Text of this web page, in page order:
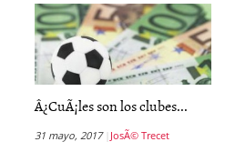
Â¿CuÃ¡les son los clubes...
31 mayo, 2017 JosÃ© Trecet